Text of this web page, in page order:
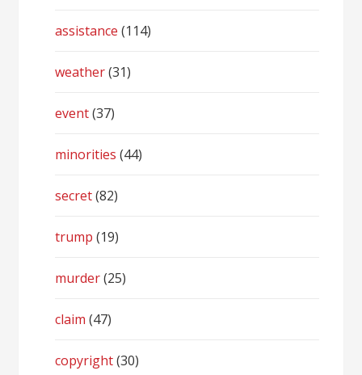
assistance (114)
weather(31)
event(37)
minorities (44)
secret(82)
trump (19)
murder(25)
claim (47)
copyright(30)